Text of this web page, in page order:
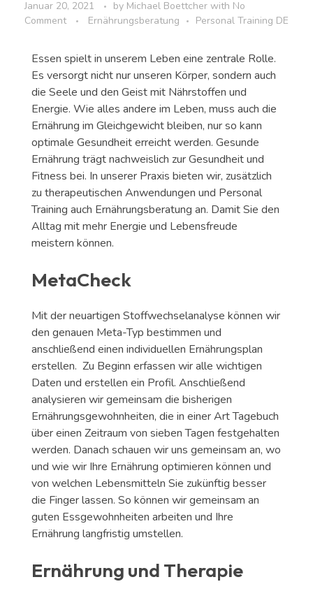
Januar 20, 2021 by Michael Boettcher with No
Comment
Ernährungsberatung Personal Training DE
Essen spielt in unserem Leben eine zentrale Rolle.
Es versorgt nicht nur unseren Körper, sondern auch
die Seele und den Geist mit Nährstoffen und
Energie. Wie alles andere im Leben, muss auch die
Ernährung im Gleichgewicht bleiben, nur so kann
optimale Gesundheit erreicht werden. Gesunde
Ernährung trägt nachweislich zur Gesundheit und
Fitness bei. In unserer Praxis bieten wir, zusätzlich
zu therapeutischen Anwendungen und Personal
Training auch Ernährungsberatung an. Damit Sie den
Alltag mit mehr Energie und Lebensfreude
meistern können.
MetaCheck
Mit der neuartigen Stoffwechselanalyse können wir
den genauen Meta-Typ bestimmen und
anschließend einen individuellen Ernährungsplan
erstellen. Zu Beginn erfassen wir alle wichtigen
Daten und erstellen ein Profil. Anschließend
analysieren wir gemeinsam die bisherigen
Ernährungsgewohnheiten, die in einer Art Tagebuch
über einen Zeitraum von sieben Tagen festgehalten
werden. Danach schauen wir uns gemeinsam an, wo
und wie wir Ihre Ernährung optimieren können und
von welchen Lebensmitteln Sie zukünftig besser
die Finger lassen. So können wir gemeinsam an
guten Essgewohnheiten arbeiten und Ihre
Ernährung langfristig umstellen.
Ernährung und Therapie